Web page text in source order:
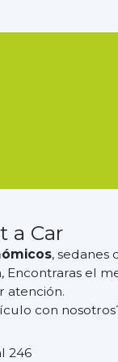
a Car
, sedanes
el
atención.
con
246